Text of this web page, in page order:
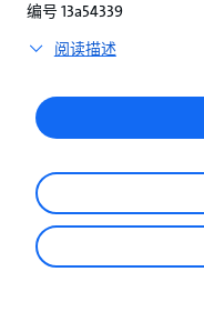
编号 13a54339
阅读描述